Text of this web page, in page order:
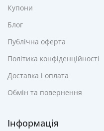
Купони
Блог
Публічна оферта
Політика конфіденційності
Доставка і оплата
Обмін та повернення
Інформація